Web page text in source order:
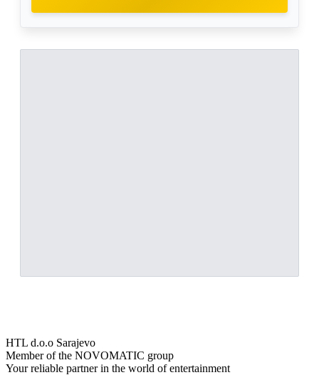
HTL d.o.o Sarajevo
Member of the NOVOMATIC group
Your reliable partner in the world of entertainment